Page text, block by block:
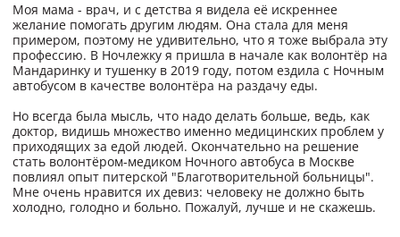
Моя мама - врач, и с детства я видела её искреннее
желание помогать другим людям. Она стала для меня
примером, поэтому не удивительно, что я тоже выбрала эту
профессию. В Ночлежку я пришла в начале как волонтёр на
Мандаринку и тушенку в 2019 году, потом ездила с Ночным
автобусом в качестве волонтёра на раздачу еды.
Но всегда была мысль, что надо делать больше, ведь, как
доктор, видишь множество именно медицинских проблем у
приходящих за едой людей. Окончательно на решение
стать волонтёром-медиком Ночного автобуса в Москве
повлиял опыт питерской "Благотворительной больницы".
Мне очень нравится их девиз: человеку не должно быть
холодно, голодно и больно. Пожалуй, лучше и не скажешь.